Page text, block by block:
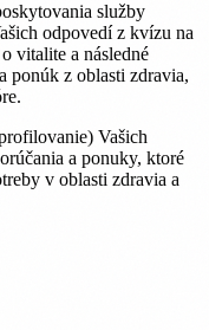
služby
odpovedí z kvízu na
vitalite a následné
ponúk z oblasti zdravia,
Vašich
a ponuky, ktoré
v oblasti zdravia a